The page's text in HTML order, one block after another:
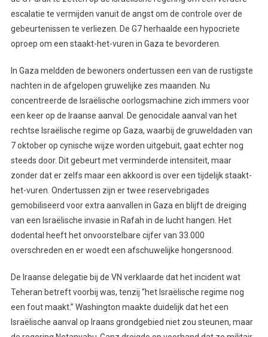
escalatie te vermijden vanuit de angst om de controle over de
gebeurtenissen te verliezen. De G7 herhaalde een hypocriete
oproep om een staakt-het-vuren in Gaza te bevorderen.
In Gaza meldden de bewoners ondertussen een van de rustigste
nachten in de afgelopen gruwelijke zes maanden. Nu
concentreerde de Israëlische oorlogsmachine zich immers voor
een keer op de Iraanse aanval. De genocidale aanval van het
rechtse Israëlische regime op Gaza, waarbij de gruweldaden van
7 oktober op cynische wijze worden uitgebuit, gaat echter nog
steeds door. Dit gebeurt met verminderde intensiteit, maar
zonder dat er zelfs maar een akkoord is over een tijdelijk staakt-
het-vuren. Ondertussen zijn er twee reservebrigades
gemobiliseerd voor extra aanvallen in Gaza en blijft de dreiging
van een Israëlische invasie in Rafah in de lucht hangen. Het
dodental heeft het onvoorstelbare cijfer van 33.000
overschreden en er woedt een afschuwelijke hongersnood.
De Iraanse delegatie bij de VN verklaarde dat het incident wat
Teheran betreft voorbij was, tenzij “het Israëlische regime nog
een fout maakt.” Washington maakte duidelijk dat het een
Israëlische aanval op Iraans grondgebied niet zou steunen, maar